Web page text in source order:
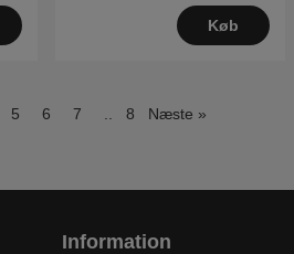
Køb
5 6 7 8 Næste »
Information